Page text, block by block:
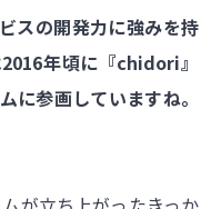
スの開発力に強みを持
年頃に『chidori』
に参画していますね。